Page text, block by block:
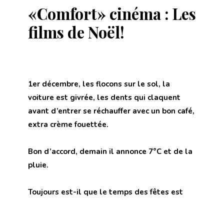
«Comfort» cinéma : Les
films de Noël!
1er décembre, les flocons sur le sol, la
voiture est givrée, les dents qui claquent
avant d’entrer se réchauffer avec un bon café,
extra crème fouettée.
Bon d’accord, demain il annonce 7°C et de la
pluie.
Toujours est-il que le temps des fêtes est